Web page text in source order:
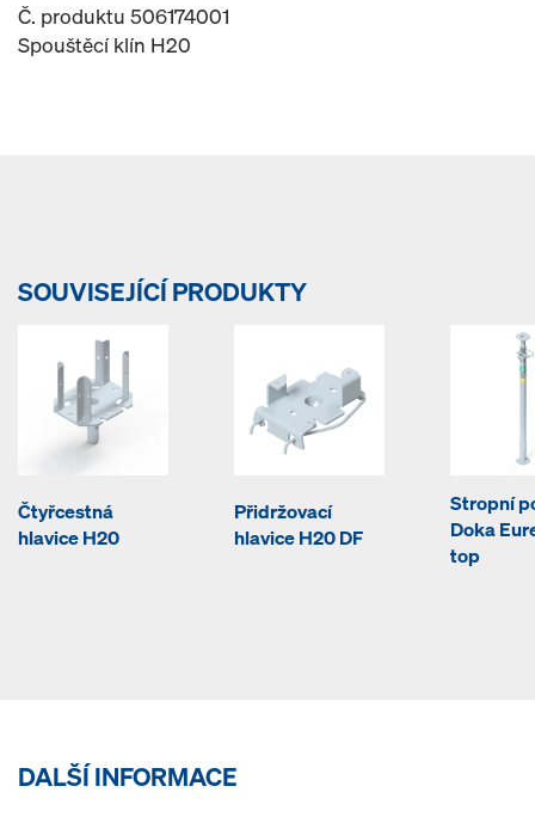
Č. produktu 506174001
Spouštěcí klín H20
SOUVISEJÍCÍ PRODUKTY
Čtyřcestná
hlavice H20
Přidržovací
hlavice H20 DF
Stropní
Doka
top
DALŠÍ INFORMACE